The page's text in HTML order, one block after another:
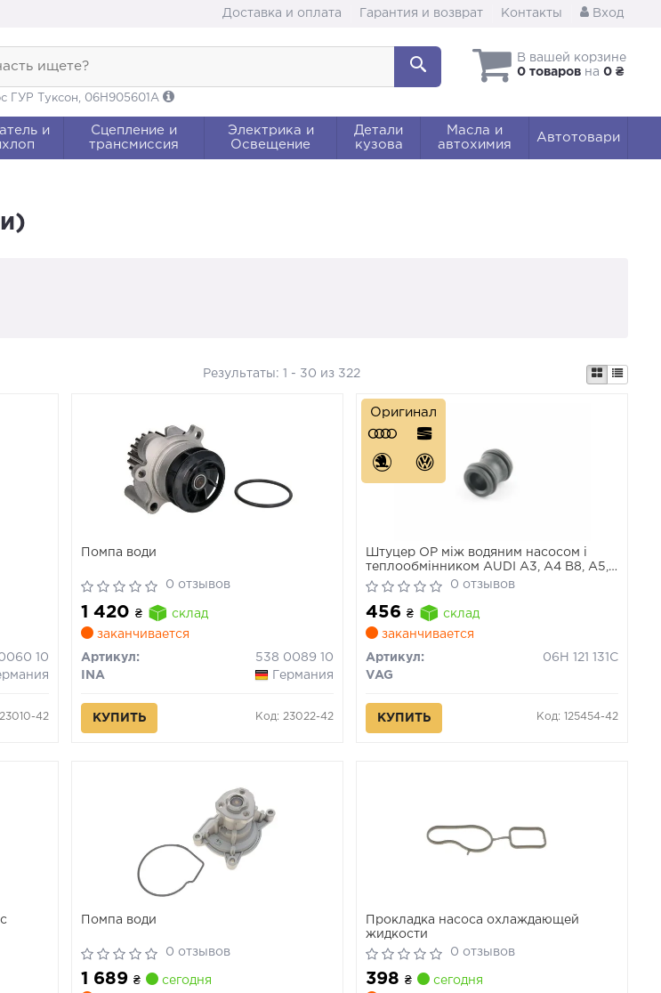
Доставка и оплата Гарантия и возврат Контакты Вход
В вашей корзине
0 товаров на 0 ₴
ищете?
ГУР Туксон, 06H905601A
и
Сцепление и
трансмиссия
Электрика и
Освещение
Детали
кузова
Масла и
автохимия
Автотовари
Результаты: 1 - 30 из 322
10
42
Помпа води
0 отзывов
1 420₴
склад
заканчивается
Артикул:
538 0089 10
INA
Германия
КУПИТЬ Код: 23022-42
Штуцер ОР між водяним насосом і
теплообмінником AUDI A3, A4 B8, A5,
A6 C7, A8 D4, Q3, Q5, TT; SEAT ALTEA,
ALTEA XL, EXEO, EXEO ST, LEON;
SKODA OCTAVIA II 1.8-3.0 09.04-
0 отзывов
456₴
склад
заканчивается
Артикул:
06H 121 131C
VAG
КУПИТЬ Код: 125454-42
Оригинал
Помпа води
0 отзывов
1 689₴
сегодня
Прокладка насоса охлаждающей
жидкости
0 отзывов
398₴
сегодня